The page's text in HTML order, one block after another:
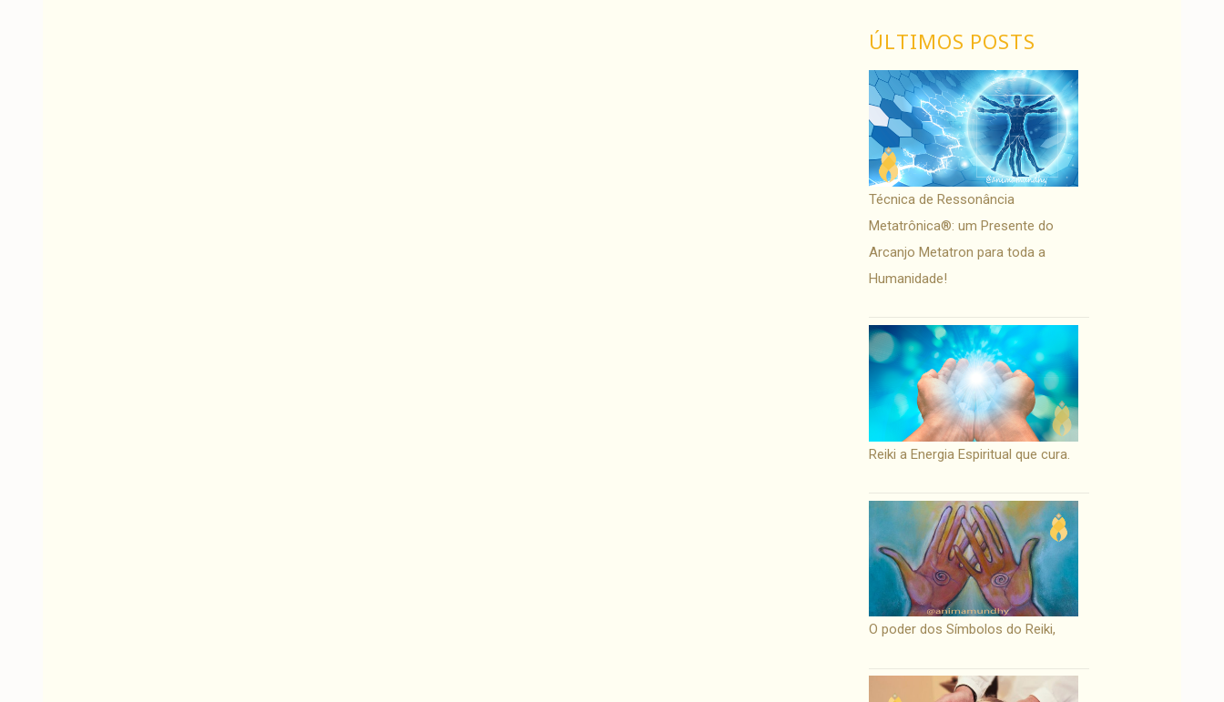
ÚLTIMOS POSTS
Técnica de Ressonância
Metatrônica®: um Presente do
Arcanjo Metatron para toda a
Humanidade!
Reiki a Energia Espiritual que cura.
O poder dos Símbolos do Reiki,